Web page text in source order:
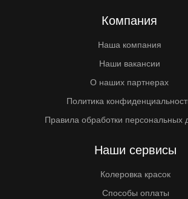
Компания
Наша компания
Наши вакансии
О наших партнерах
Политика
Правила обработки персональных
Наши сервисы
Колеровка красок
Способы оплаты